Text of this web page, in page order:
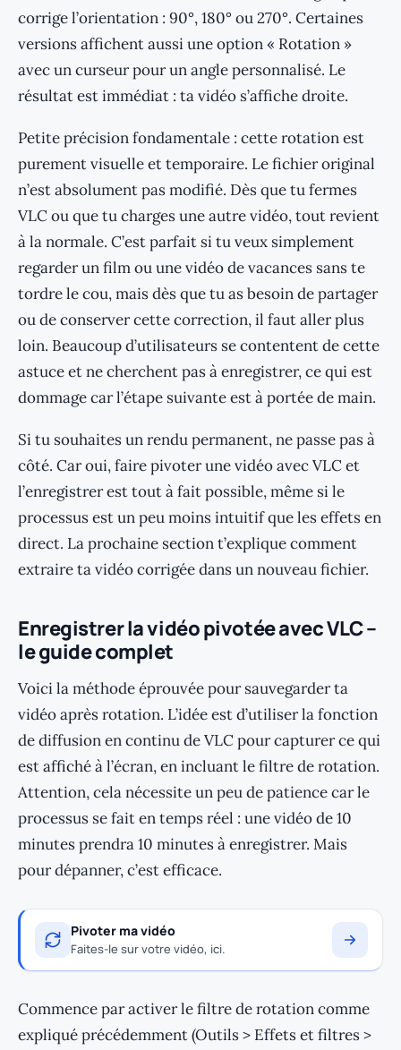
corrige l’orientation : 90°, 180° ou 270°. Certaines
versions affichent aussi une option « Rotation »
avec un curseur pour un angle personnalisé. Le
résultat est immédiat : ta vidéo s’affiche droite.
Petite précision fondamentale : cette rotation est
purement visuelle et temporaire. Le fichier original
n’est absolument pas modifié. Dès que tu fermes
VLC ou que tu charges une autre vidéo, tout revient
à la normale. C’est parfait si tu veux simplement
regarder un film ou une vidéo de vacances sans te
tordre le cou, mais dès que tu as besoin de partager
ou de conserver cette correction, il faut aller plus
loin. Beaucoup d’utilisateurs se contentent de cette
astuce et ne cherchent pas à enregistrer, ce qui est
dommage car l’étape suivante est à portée de main.
Si tu souhaites un rendu permanent, ne passe pas à
côté. Car oui, faire pivoter une vidéo avec VLC et
l’enregistrer est tout à fait possible, même si le
processus est un peu moins intuitif que les effets en
direct. La prochaine section t’explique comment
extraire ta vidéo corrigée dans un nouveau fichier.
Enregistrer la vidéo pivotée avec VLC –
le guide complet
Voici la méthode éprouvée pour sauvegarder ta
vidéo après rotation. L’idée est d’utiliser la fonction
de diffusion en continu de VLC pour capturer ce qui
est affiché à l’écran, en incluant le filtre de rotation.
Attention, cela nécessite un peu de patience car le
processus se fait en temps réel : une vidéo de 10
minutes prendra 10 minutes à enregistrer. Mais
pour dépanner, c’est efficace.
Pivoter ma vidéo
Faites-le sur votre vidéo, ici.
Commence par activer le filtre de rotation comme
expliqué précédemment (Outils > Effets et filtres >